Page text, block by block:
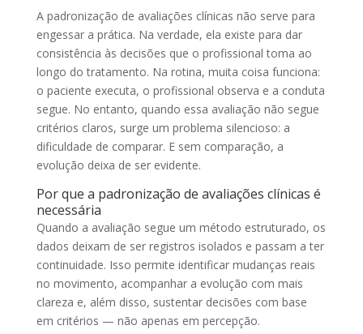
A padronização de avaliações clínicas não serve para
engessar a prática. Na verdade, ela existe para dar
consistência às decisões que o profissional toma ao
longo do tratamento. Na rotina, muita coisa funciona:
o paciente executa, o profissional observa e a conduta
segue. No entanto, quando essa avaliação não segue
critérios claros, surge um problema silencioso: a
dificuldade de comparar. E sem comparação, a
evolução deixa de ser evidente.
Por que a padronização de avaliações clínicas é
necessária
Quando a avaliação segue um método estruturado, os
dados deixam de ser registros isolados e passam a ter
continuidade. Isso permite identificar mudanças reais
no movimento, acompanhar a evolução com mais
clareza e, além disso, sustentar decisões com base
em critérios — não apenas em percepção.